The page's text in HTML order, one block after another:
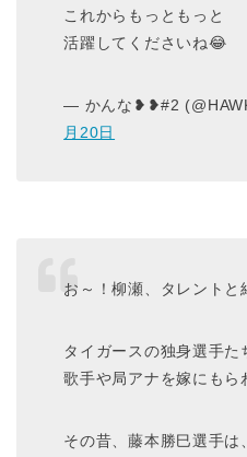
これからもっともっと
活躍してくださいね😂
— かんな❥❥#2
月20日
お～！柳瀬、タレントと
タイガースの独身選手た
歌手や局アナを嫁にもら
その昔、藤本勝巳選手は